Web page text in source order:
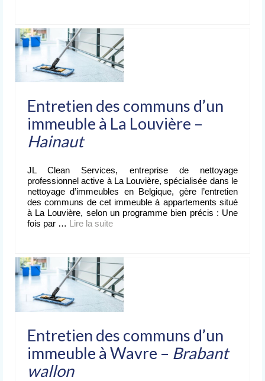
Entretien des communs d’un
immeuble à La Louvière –
Hainaut
JL Clean Services, entreprise de nettoyage
professionnel active à La Louvière, spécialisée dans le
nettoyage d’immeubles en Belgique, gère l’entretien
des communs de cet immeuble à appartements situé
à La Louvière, selon un programme bien précis : Une
fois par … Lire la suite­­
Entretien des communs d’un
immeuble à Wavre – Brabant
wallon